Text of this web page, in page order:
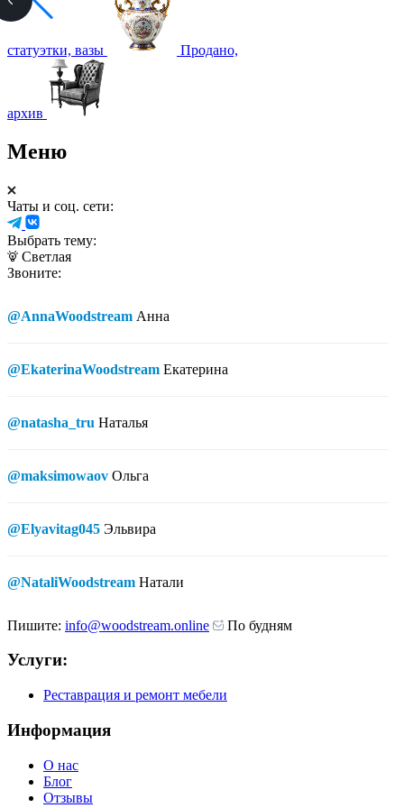
статуэтки, вазы Продано,
архив
Меню
Чаты и соц. сети:
Выбрать тему:
Светлая
Звоните:
@AnnaWoodstream Анна
@EkaterinaWoodstream Екатерина
@natasha_tru Наталья
@maksimowaov Ольга
@Elyavitag045 Эльвира
@NataliWoodstream Натали
Пишите: info@woodstream.online По будням
Услуги:
Реставрация и ремонт мебели
Информация
О нас
Блог
Отзывы